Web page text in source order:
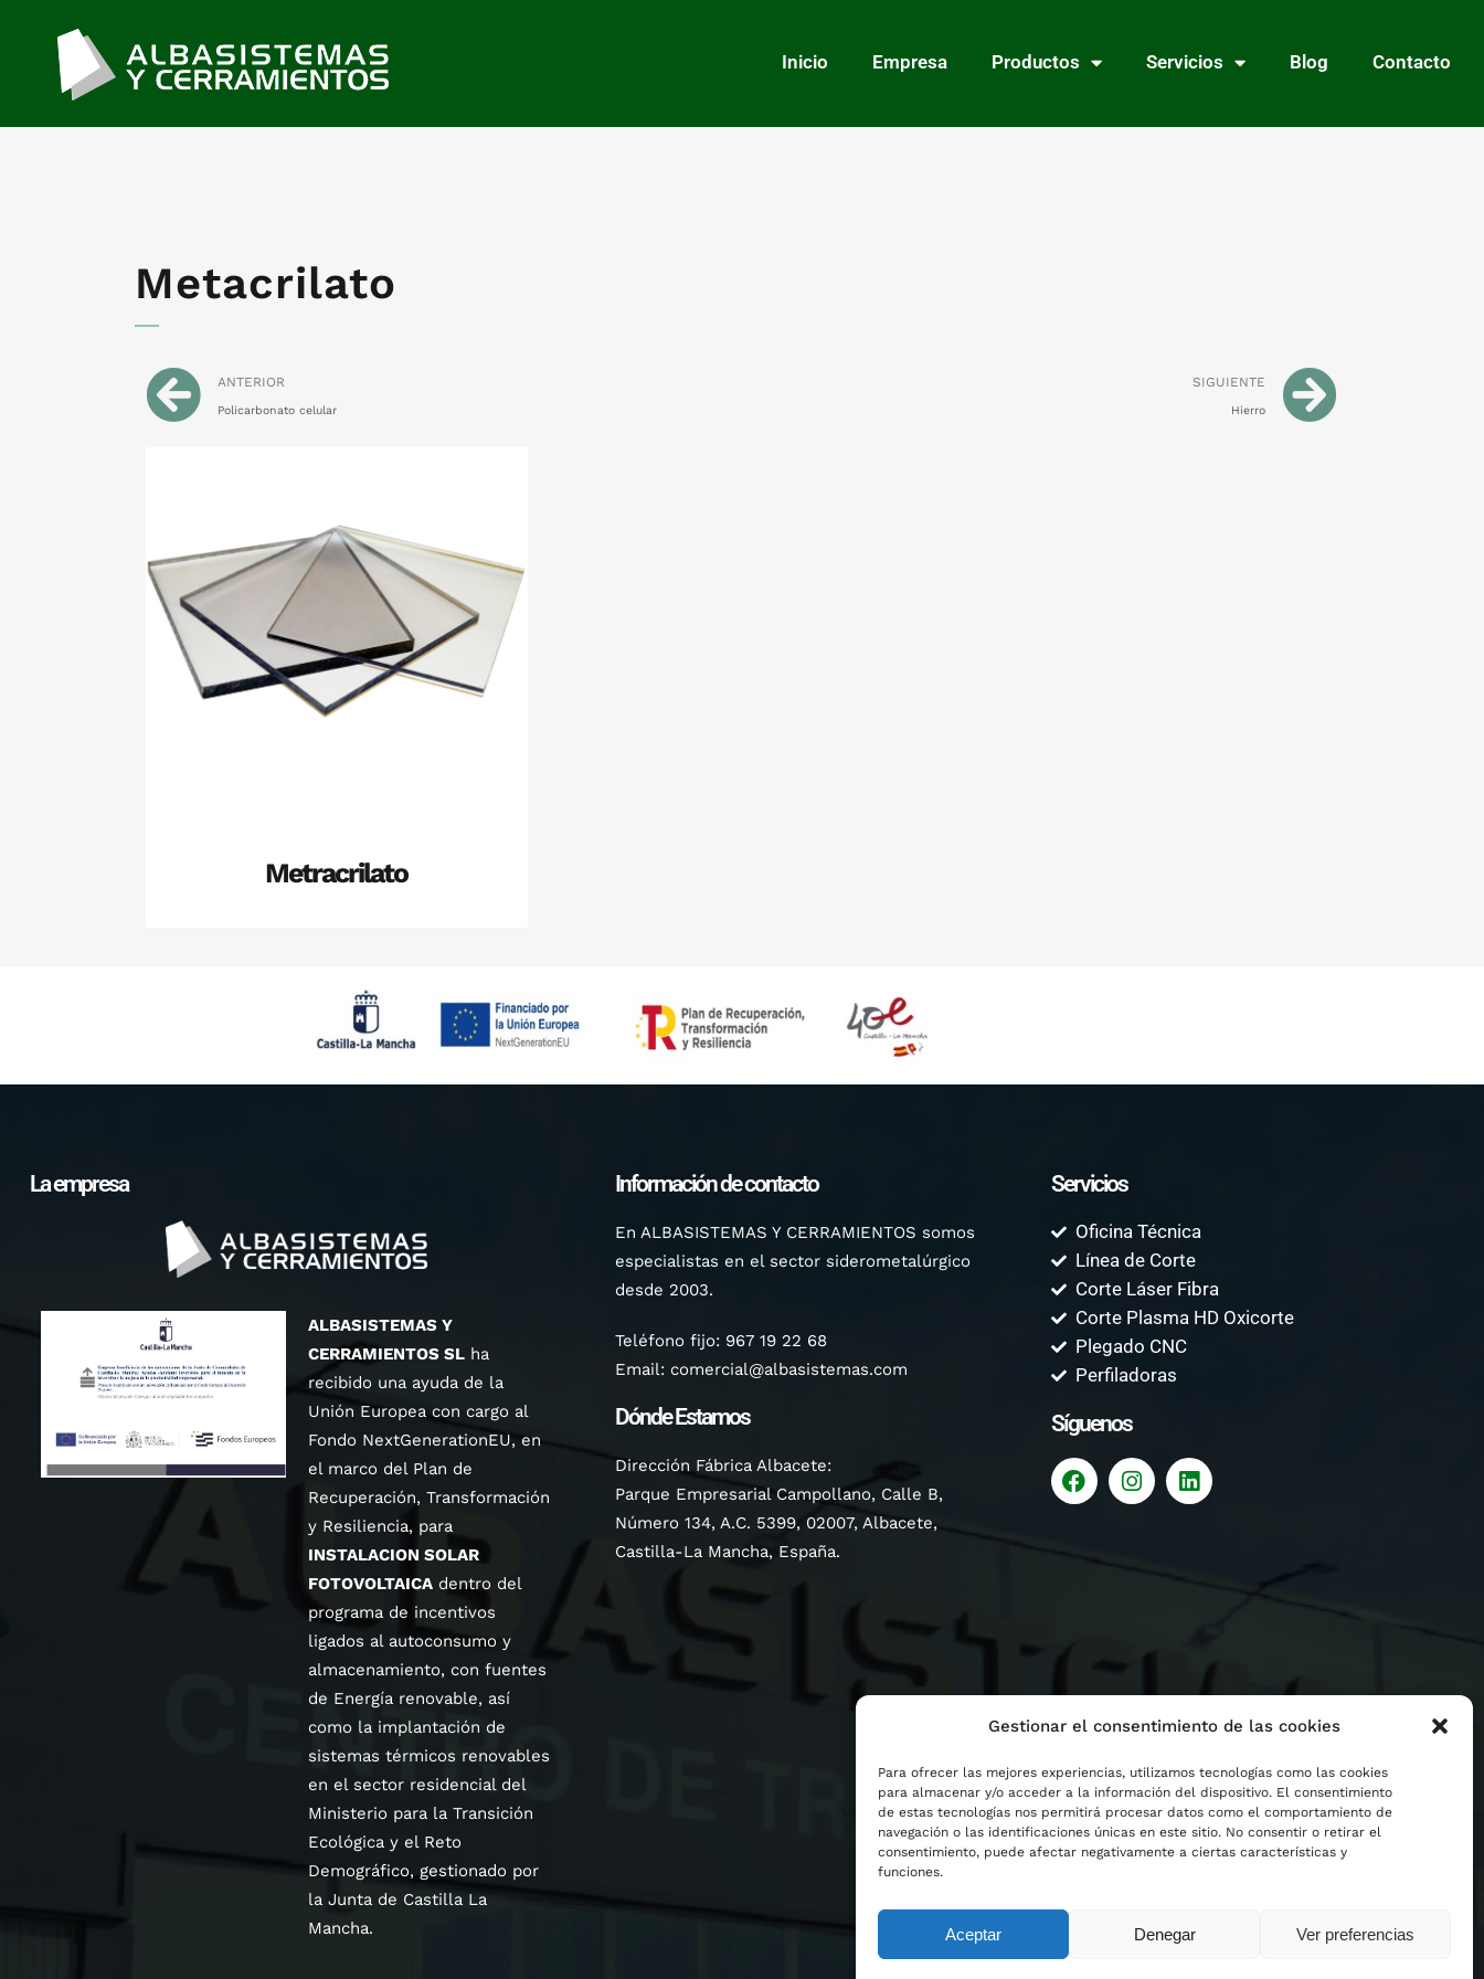
Gestionar el consentimiento de las cookies
Para ofrecer las mejores experiencias, utilizamos tecnologías como las cookies
para almacenar y/o acceder a la información del dispositivo. El consentimiento
de estas tecnologías nos permitirá procesar datos como el comportamiento de
navegación o las identificaciones únicas en este sitio. No consentir o retirar el
consentimiento, puede afectar negativamente a ciertas características y
funciones.
Aceptar Denegar Ver preferencias
Inicio Empresa Productos Servicios Blog Contacto
Metacrilato
ANTERIOR
Policarbonato celular
SIGUIENTE
Hierro
+
Metracrilato
La empresa
ALBASISTEMAS Y
CERRAMIENTOS SLha
recibido una ayuda de la
Unión Europea con cargo al
Fondo NextGenerationEU, en
el marco del Plan de
Recuperación, Transformación
y Resiliencia, para
INSTALACION SOLAR
FOTOVOLTAICAdentro del
programa de incentivos
ligados al autoconsumo y
almacenamiento, con fuentes
de Energía renovable, así
como la implantación de
sistemas térmicos renovables
en el sector residencial del
Ministerio para la Transición
Ecológica y el Reto
Demográfico, gestionado por
la Junta de Castilla La
Mancha.
Información de contacto
En ALBASISTEMAS Y CERRAMIENTOS somos
especialistas en el sector siderometalúrgico
desde 2003.
Teléfono fijo: 967 19 22 68
Email: comercial@albasistemas.com
Dónde Estamos
Dirección Fábrica Albacete:
Parque Empresarial Campollano, Calle B,
Número 134, A.C. 5399, 02007, Albacete,
Castilla-La Mancha, España.
Servicios
Oficina Técnica
Línea de Corte
Corte Láser Fibra
Corte Plasma HD Oxicorte
Plegado CNC
Perfiladoras
Síguenos